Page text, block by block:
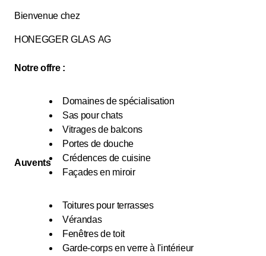
Bienvenue chez
HONEGGER GLAS AG
Notre offre :
Domaines de spécialisation
Sas pour chats
Vitrages de balcons
Portes de douche
Crédences de cuisine
Façades en miroir
Auvents
Toitures pour terrasses
Vérandas
Fenêtres de toit
Garde-corps en verre à l'intérieur